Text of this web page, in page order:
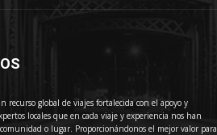
recurso global de viajes fortalecida con el apoyo y
locales que en cada viaje y experiencia nos han
o lugar. Proporcionándonos el mejor valor para